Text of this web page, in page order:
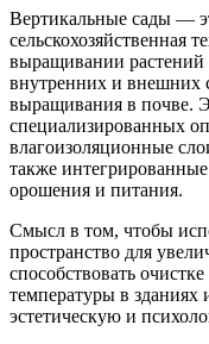
Вертикальные сады —
сельскохозяйственная
выращивании растений
внутренних и внешних
выращивания в почве.
специализированных
влагоизоляционные
также
орошения и питания.
Смысл в том, чтобы
пространство для
способствовать
температуры в
эстетическую и